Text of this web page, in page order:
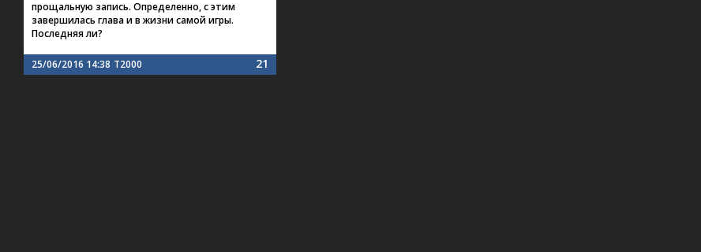
прощальную запись. Определенно, с этим
завершилась глава и в жизни самой игры.
Последняя ли?
25/06/2016 14:38 T2000 21